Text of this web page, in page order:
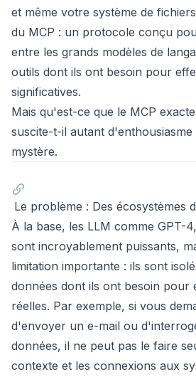
et même votre système de
du MCP : un protocole conçu
entre les grands modèles de
outils dont ils ont besoin pour
significatives.
Mais qu'est-ce que le MCP
suscite-t-il autant
mystère.
Le problème : Des écosystèmes
À la base, les LLM comme GPT-
sont incroyablement puissants,
limitation importante : ils sont
données dont ils ont besoin pour
réelles. Par exemple, si vous
d'envoyer un e-mail ou
données, il ne peut pas le faire
contexte et les connexions aux